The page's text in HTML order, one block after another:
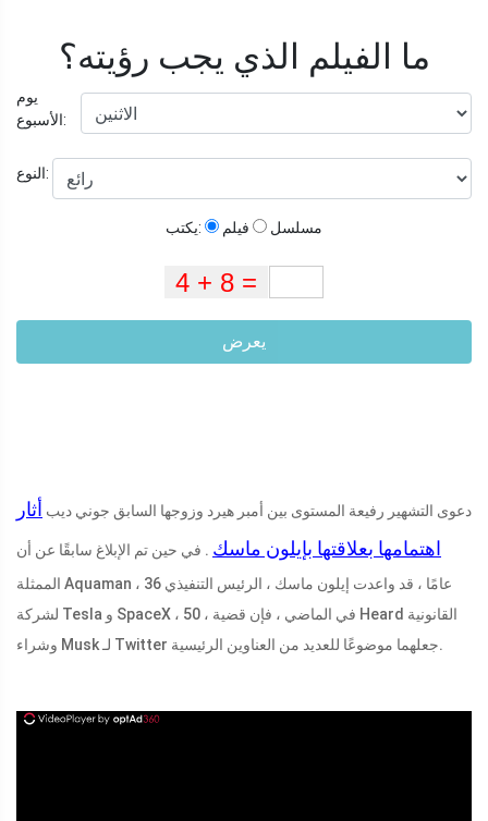
ما الفيلم الذي يجب رؤيته؟
يوم
الأسبوع:
النوع:
يكتب: فيلم مسلسل
يعرض
دعوى التشهير رفيعة المستوى بين أمبر هيرد وزوجها السابق جوني ديب أثار
اهتمامها بعلاقتها بإيلون ماسك . في حين تم الإبلاغ سابقًا عن أن
الممثلة Aquaman ، 36 عامًا ، قد واعدت إيلون ماسك ، الرئيس التنفيذي
لشركة Tesla و SpaceX ، 50 ، في الماضي ، فإن قضية Heard القانونية
وشراء Musk لـ Twitter جعلهما موضوعًا للعديد من العناوين الرئيسية.